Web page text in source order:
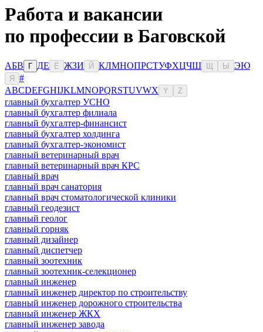
Работа и вакансии
по профессии в Баговской
АБВ Г ДЕ Ё ЖЗИ Й КЛМНОПРСТУФХЦЧШ Ы ЭЮ
Я
#
ABCDEFGHIJKLMNOPQRSTUVWX Y Z
главный бухгалтер УСНО
главный бухгалтер филиала
главный бухгалтер-финансист
главный бухгалтер холдинга
главный бухгалтер-экономист
главный ветеринарный врач
главный ветеринарный врач КРС
главный врач
главный врач санатория
главный врач стоматологической клиники
главный геодезист
главный геолог
главный горняк
главный дизайнер
главный диспетчер
главный зоотехник
главный зоотехник-селекционер
главный инженер
главный инженер директор по строительству
главный инженер дорожного строительства
главный инженер ЖКХ
главный инженер завода